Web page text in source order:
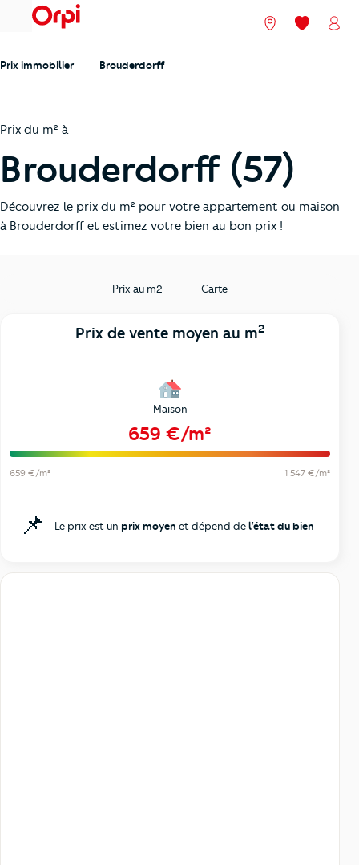
menu Nos agences
Mes
Prix immobilier Brouderdorff
Prix du m² à
Brouderdorff (57)
Découvrez le prix du m² pour votre appartement ou maison
à Brouderdorff et estimez votre bien au bon prix !
Prix au m2 Carte
Prix de vente moyen au m2
Maison
659 €/m²
659 €/m² 1 547 €/m²
📌 Le prix est un prix moyen et dépend del’état du bien